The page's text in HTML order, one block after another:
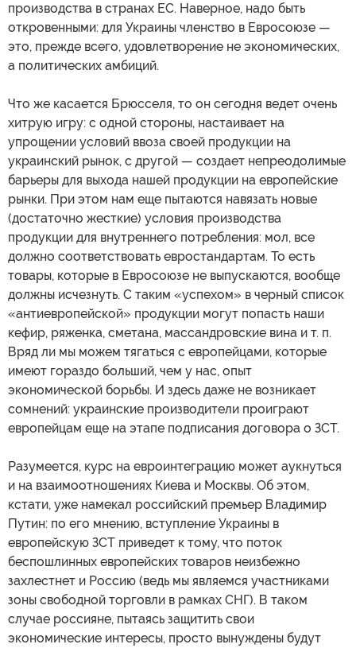
производства в странах ЕС. Наверное, надо быть
откровенными: для Украины членство в Евросоюзе —
это, прежде всего, удовлетворение не экономических,
а политических амбиций.
Что же касается Брюсселя, то он сегодня ведет очень
хитрую игру: с одной стороны, настаивает на
упрощении условий ввоза своей продукции на
украинский рынок, с другой — создает непреодолимые
барьеры для выхода нашей продукции на европейские
рынки. При этом нам еще пытаются навязать новые
(достаточно жесткие) условия производства
продукции для внутреннего потребления: мол, все
должно соответствовать евростандартам. То есть
товары, которые в Евросоюзе не выпускаются, вообще
должны исчезнуть. С таким «успехом» в черный список
«антиевропейской» продукции могут попасть наши
кефир, ряженка, сметана, массандровские вина и т. п.
Вряд ли мы можем тягаться с европейцами, которые
имеют гораздо больший, чем у нас, опыт
экономической борьбы. И здесь даже не возникает
сомнений: украинские производители проиграют
европейцам еще на этапе подписания договора о ЗСТ.
Разумеется, курс на евроинтеграцию может аукнуться
и на взаимоотношениях Киева и Москвы. Об этом,
кстати, уже намекал российский премьер Владимир
Путин: по его мнению, вступление Украины в
европейскую ЗСТ приведет к тому, что поток
беспошлинных европейских товаров неизбежно
захлестнет и Россию (ведь мы являемся участниками
зоны свободной торговли в рамках СНГ). В таком
случае россияне, пытаясь защитить свои
экономические интересы, просто вынуждены будут